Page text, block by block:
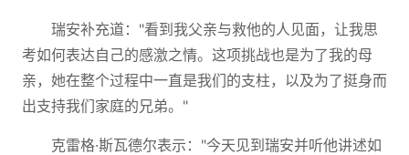
瑞安补充道："看到我父亲与救他的人见面，让我思
考如何表达自己的感激之情。这项挑战也是为了我的母
亲，她在整个过程中一直是我们的支柱，以及为了挺身而
出支持我们家庭的兄弟。"
克雷格·斯瓦德尔表示："今天见到瑞安并听他讲述如